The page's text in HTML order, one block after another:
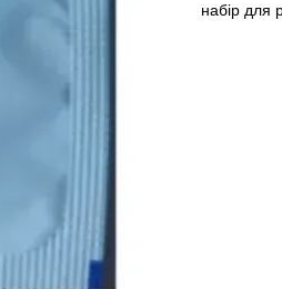
набір для